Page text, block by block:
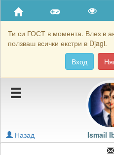
Ти си ГОСТ в момента. Влез в
ползваш всички екстри в Djagi.
Вход
Приятели
Хронология на игри
Подаръците на Ismail
Картичките на Ismail Ibryiam
Блокирай Ismail Ibryiam
Ismail
Назад